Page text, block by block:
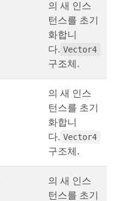
의 새 인스
턴스를 초기
화합니
다. Vector4
구조체.
의 새 인스
턴스를 초기
화합니
다. Vector4
구조체.
의 새 인스
턴스를 초기